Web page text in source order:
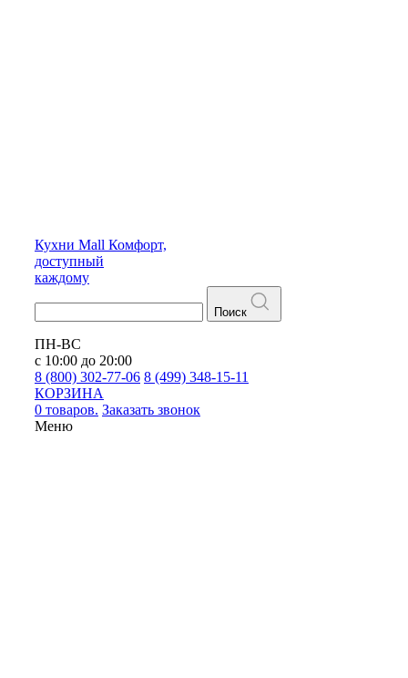
Кухни Mall Комфорт,
доступный
каждому
Поиск
ПН-ВС
с 10:00 до 20:00
8 (800) 302-77-06 8 (499) 348-15-11
КОРЗИНА
0 товаров. Заказать звонок
Меню